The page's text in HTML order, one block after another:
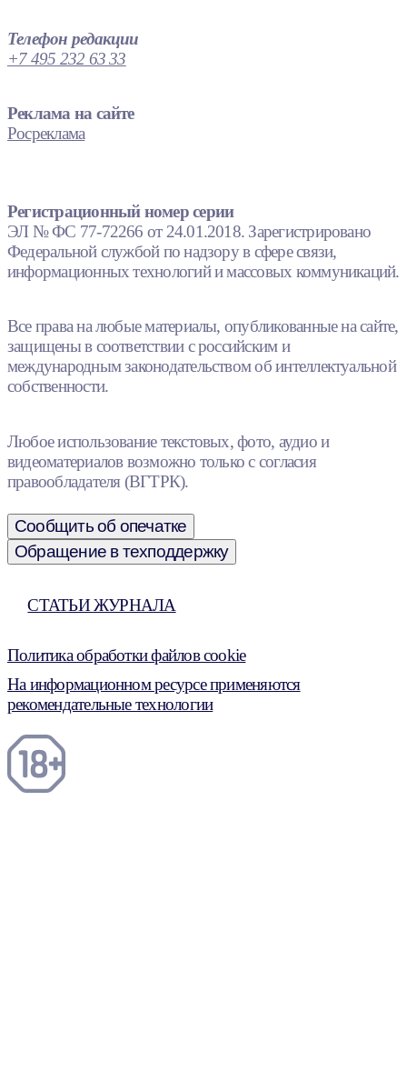
Телефон редакции
+7 495 232 63 33
Реклама на сайте
Росреклама
Регистрационный номер серии
ЭЛ № ФС 77-72266 от 24.01.2018. Зарегистрировано
Федеральной службой по надзору в сфере связи,
информационных технологий и массовых коммуникаций.
Все права на любые материалы, опубликованные на сайте,
защищены в соответствии с российским и
международным законодательством об интеллектуальной
собственности.
Любое использование текстовых, фото, аудио и
видеоматериалов возможно только с согласия
правообладателя (ВГТРК).
Сообщить об опечатке
Обращение в техподдержку
СТАТЬИ ЖУРНАЛА
Политика обработки файлов cookie
На информационном ресурсе применяются
рекомендательные технологии